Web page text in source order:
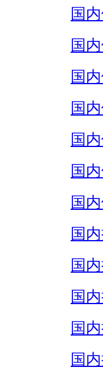
国
国
国
国
国
国
国
国
国
国
国
国